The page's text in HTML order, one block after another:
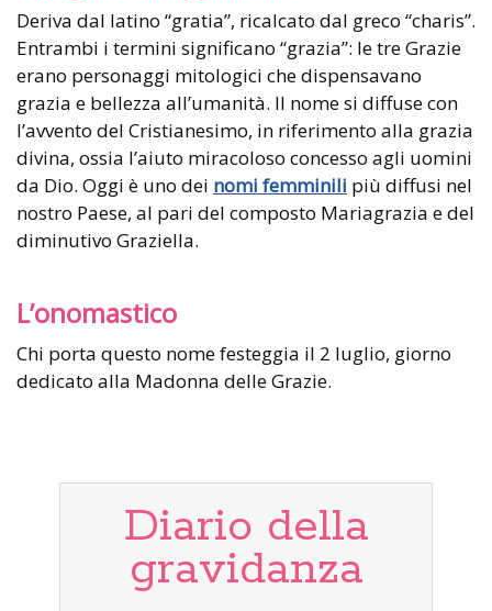
Deriva dal latino “gratia”, ricalcato dal greco “charis”.
Entrambi i termini significano “grazia”: le tre Grazie
erano personaggi mitologici che dispensavano
grazia e bellezza all’umanità. Il nome si diffuse con
l’avvento del Cristianesimo, in riferimento alla grazia
divina, ossia l’aiuto miracoloso concesso agli uomini
da Dio. Oggi è uno dei nomi femminili più diffusi nel
nostro Paese, al pari del composto Mariagrazia e del
diminutivo Graziella.
L’onomastico
Chi porta questo nome festeggia il 2 luglio, giorno
dedicato alla Madonna delle Grazie.
Diario della
gravidanza